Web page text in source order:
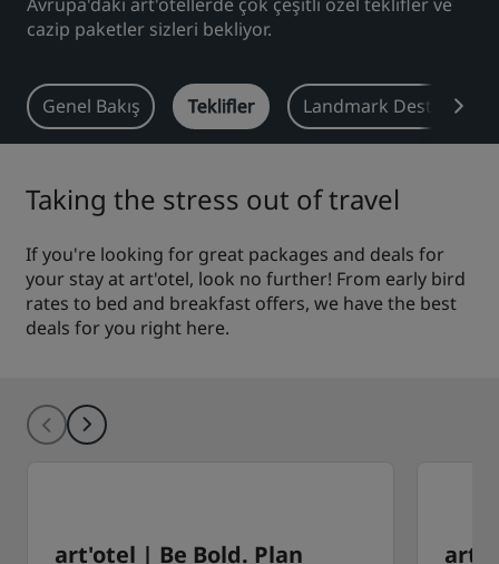
Park Plaza Park Inn by Radisson
Prize by Radisson Country Inn & Suites
Çin'deki Bağlı Markalar
J. Jin Jiang
Blogumuzu ziyaret edin
cazip paketler sizleri bekliyor.
Genel Bakış Teklifler Landmark Destinations
Taking the stress out of travel
If you're looking for great packages and deals for
your stay at art'otel, look no further! From early bird
rates to bed and breakfast offers, we have the best
deals for you right here.
art'otel | Be Bold. Plan